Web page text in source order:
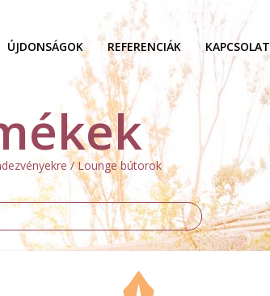
ÚJDONSÁGOK REFERENCIÁK KAPCSOLAT
/ Lounge bútorok